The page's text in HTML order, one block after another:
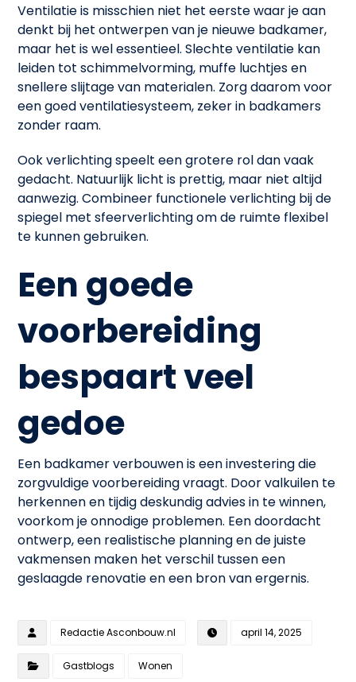
Ventilatie is misschien niet het eerste waar je aan
denkt bij het ontwerpen van je nieuwe badkamer,
maar het is wel essentieel. Slechte ventilatie kan
leiden tot schimmelvorming, muffe luchtjes en
snellere slijtage van materialen. Zorg daarom voor
een goed ventilatiesysteem, zeker in badkamers
zonder raam.
Ook verlichting speelt een grotere rol dan vaak
gedacht. Natuurlijk licht is prettig, maar niet altijd
aanwezig. Combineer functionele verlichting bij de
spiegel met sfeerverlichting om de ruimte flexibel
te kunnen gebruiken.
Een goede
voorbereiding
bespaart veel
gedoe
Een badkamer verbouwen is een investering die
zorgvuldige voorbereiding vraagt. Door valkuilen te
herkennen en tijdig deskundig advies in te winnen,
voorkom je onnodige problemen. Een doordacht
ontwerp, een realistische planning en de juiste
vakmensen maken het verschil tussen een
geslaagde renovatie en een bron van ergernis.
Redactie Asconbouw.nl april 14, 2025
Gastblogs Wonen